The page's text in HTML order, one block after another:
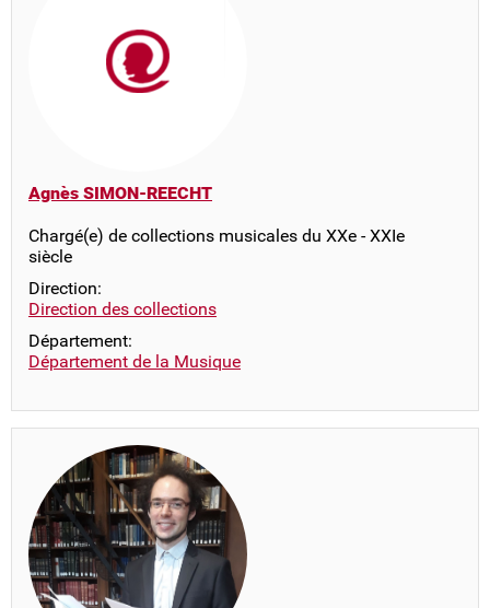
Agnès SIMON-REECHT
Chargé(e) de collections musicales du XXe - XXIe
siècle
Direction:
Direction des collections
Département:
Département de la Musique